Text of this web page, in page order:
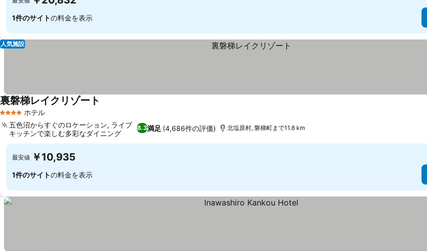
1件のサイトの料金を表示
人気施設
4 ホテルのランク
ホテル
裏磐梯レイクリゾート
8.3満足 (4,686件の評価)
五色沼からすぐのロケーション, ライブ
キッチンで楽しむ多彩なダイニング
北塩原村, 磐梯町まで11.8 km
最安値 ￥10,935
1件のサイトの料金を表示